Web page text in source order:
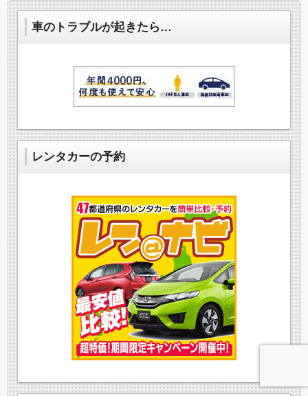
車のトラブルが起きたら…
レンタカーの予約